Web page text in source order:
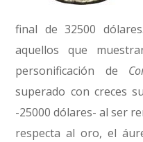
final de 32500
aquellos que
personificación de
superado con creces
-25000 dólares- al ser
respecta al oro, el